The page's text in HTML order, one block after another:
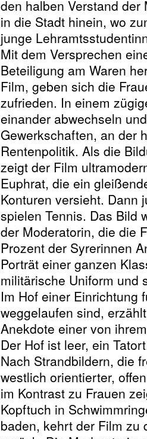
den halben Verstand
in die Stadt hinein, wo
junge
Mit dem Versprechen
Beteiligung am Waren
Film, geben sich die
zufrieden. In einem
einander abwechseln
Gewerkschaften, an der
Rentenpolitik. Als die
zeigt der Film
Euphrat, die ein
Konturen versieht. Dann
spielen Tennis. Das Bild
der Moderatorin, die die
Prozent der Syrerinnen
Porträt einer ganzen
militärische Uniform und
Im Hof einer Einrichtung
weggelaufen sind,
Anekdote einer von
Der Hof ist leer, ein
Nach Strandbildern, die
westlich orientierter,
im Kontrast zu Frauen
Kopftuch in
baden, kehrt der Film zu